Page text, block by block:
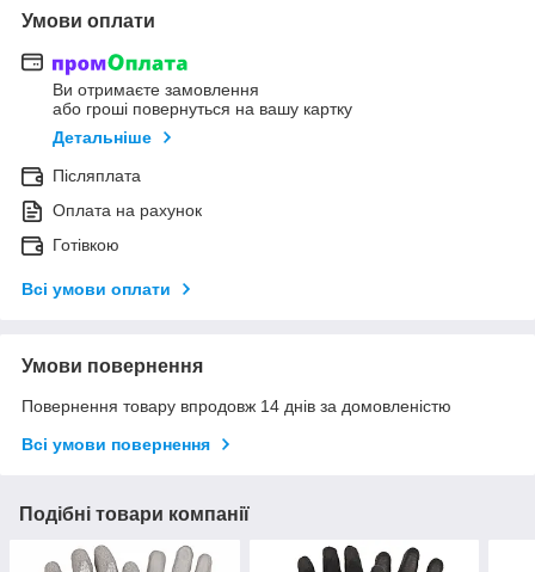
Умови оплати
Ви отримаєте замовлення
або гроші повернуться на вашу картку
Детальніше
Післяплата
Оплата на рахунок
Готівкою
Всі умови оплати
Умови повернення
Повернення товару впродовж 14 днів за домовленістю
Всі умови повернення
Подібні товари компанії